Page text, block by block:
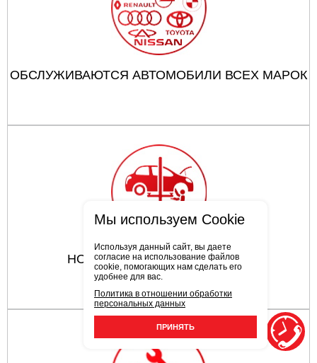
ОБСЛУЖИВАЮТСЯ АВТОМОБИЛИ ВСЕХ МАРОК
НОВЕЙШЕЕ ОБОРУДОВАНИЕ
Мы используем Cookie
Используя данный сайт, вы даете
согласие на использование файлов
cookie, помогающих нам сделать его
удобнее для вас.
Политика в отношении обработки
персональных данных
ПРИНЯТЬ